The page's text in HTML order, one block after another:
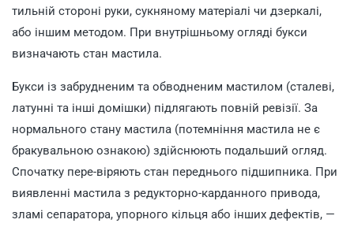
тильній стороні руки, сукняному матеріалі чи дзеркалі,
або іншим методом. При внутрішньому огляді букси
визначають стан мастила.
Букси із забрудненим та обводненим мастилом (сталеві,
латунні та інші домішки) підлягають повній ревізії. За
нормального стану мастила (потемніння мастила не є
бракувальною ознакою) здійснюють подальший огляд.
Спочатку пере-віряють стан переднього підшипника. При
виявленні мастила з редукторно-карданного привода,
зламі сепаратора, упорного кільця або інших дефектів, —